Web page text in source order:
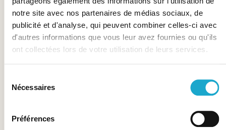
notre site avec nos partenaires de médias sociaux, de
publicité et d'analyse, qui peuvent combiner celles-ci avec
d'autres informations que vous leur avez fournies ou qu'ils
ont collectées lors de votre utilisation de leurs services.
Nécessaires
Préférences